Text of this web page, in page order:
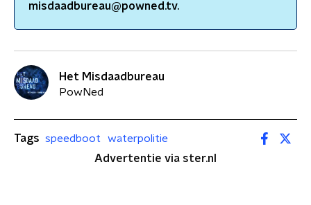
misdaadbureau@powned.tv.
Het Misdaadbureau
PowNed
Tags speedboot
waterpolitie
Advertentie via ster.nl